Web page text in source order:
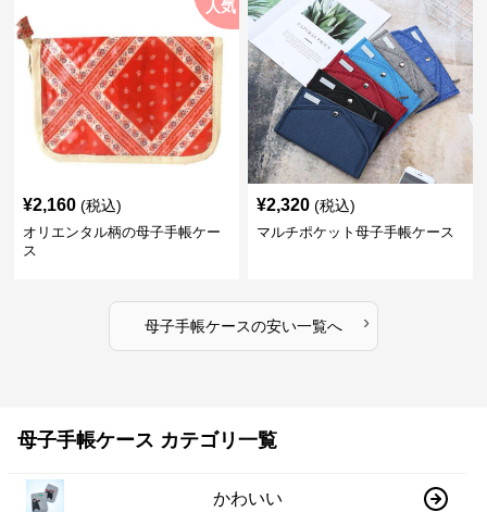
人気
¥2,160 (税込)
オリエンタル柄の母子手帳ケー
ス
¥2,320 (税込)
マルチポケット母子手帳ケース
母子手帳ケースの安い一覧へ ›
母子手帳ケース カテゴリ一覧
かわいい